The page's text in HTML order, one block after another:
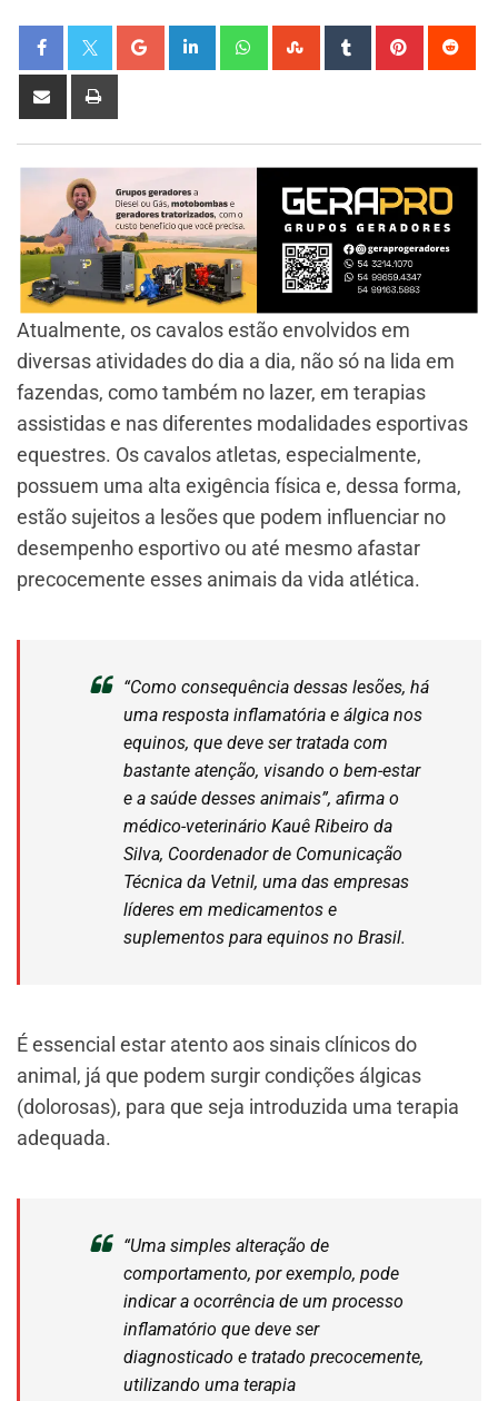
Atualmente, os cavalos estão envolvidos em
diversas atividades do dia a dia, não só na lida em
fazendas, como também no lazer, em terapias
assistidas e nas diferentes modalidades esportivas
equestres. Os cavalos atletas, especialmente,
possuem uma alta exigência física e, dessa forma,
estão sujeitos a lesões que podem influenciar no
desempenho esportivo ou até mesmo afastar
precocemente esses animais da vida atlética.
“Como consequência dessas lesões, há
uma resposta inflamatória e álgica nos
equinos, que deve ser tratada com
bastante atenção, visando o bem-estar
e a saúde desses animais”, afirma o
médico-veterinário Kauê Ribeiro da
Silva, Coordenador de Comunicação
Técnica da Vetnil, uma das empresas
líderes em medicamentos e
suplementos para equinos no Brasil.
É essencial estar atento aos sinais clínicos do
animal, já que podem surgir condições álgicas
(dolorosas), para que seja introduzida uma terapia
adequada.
“Uma simples alteração de
comportamento, por exemplo, pode
indicar a ocorrência de um processo
inflamatório que deve ser
diagnosticado e tratado precocemente,
utilizando uma terapia